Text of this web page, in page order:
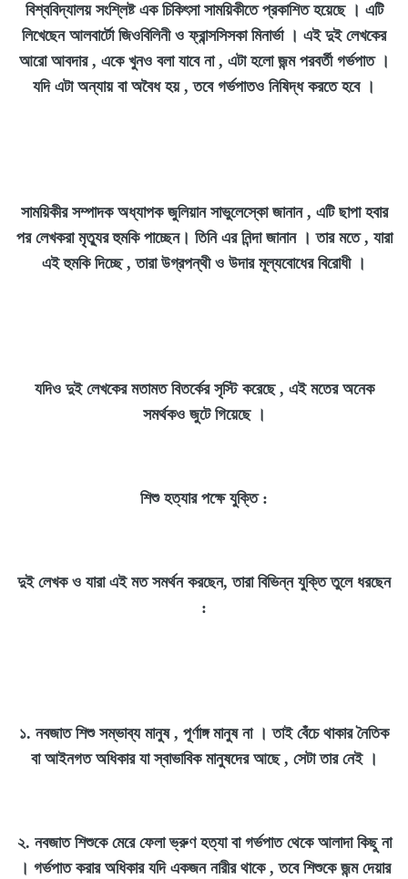
বিশ্ববিদ্যালয় সংশ্লিষ্ট এক চিকিৎসা সাময়িকীতে প্রকাশিত হয়েছে । এটি
লিখেছেন আলবার্টো জিওবিলিনী ও ফ্রান্সসিসকা মিনার্ভা । এই দুই লেখকের
আরো আবদার , একে খুনও বলা যাবে না , এটা হলো জন্ম পরবর্তী গর্ভপাত ।
যদি এটা অন্যায় বা অবৈধ হয় , তবে গর্ভপাতও নিষিদ্ধ করতে হবে ।
সাময়িকীর সম্পাদক অধ্যাপক জুলিয়ান সাভুলেস্কো জানান , এটি ছাপা হবার
পর লেখকরা মৃত্যুর হুমকি পাচ্ছেন। তিনি এর নিন্দা জানান । তার মতে , যারা
এই হুমকি দিচ্ছে , তারা উগ্রপন্থী ও উদার মূল্যবোধের বিরোধী ।
যদিও দুই লেখকের মতামত বিতর্কের সৃস্টি করেছে , এই মতের অনেক
সমর্থকও জুটে গিয়েছে ।
শিশু হত্যার পক্ষে যুক্তি :
দুই লেখক ও যারা এই মত সমর্থন করছেন, তারা বিভিন্ন যুক্তি তুলে ধরছেন
:
১. নবজাত শিশু সম্ভাব্য মানুষ , পূর্ণাঙ্গ মানুষ না । তাই বেঁচে থাকার নৈতিক
বা আইনগত অধিকার যা স্বাভাবিক মানুষদের আছে , সেটা তার নেই ।
২. নবজাত শিশুকে মেরে ফেলা ভ্রুণ হত্যা বা গর্ভপাত থেকে আলাদা কিছু না
। গর্ভপাত করার অধিকার যদি একজন নারীর থাকে , তবে শিশুকে জন্ম দেয়ার